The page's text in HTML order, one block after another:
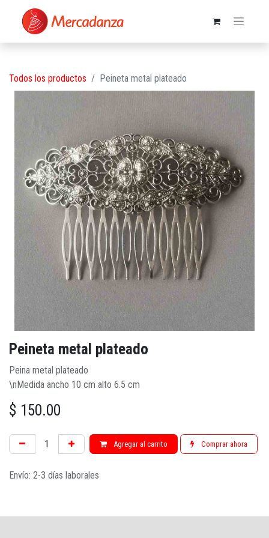
Todos los productos Peineta metal plateado
Peineta metal plateado
Peina metal plateado
\nMedida ancho 10 cm alto 6.5 cm
$ 150.00
Agregar al carrito Comprar ahora
Envío: 2-3 días laborales